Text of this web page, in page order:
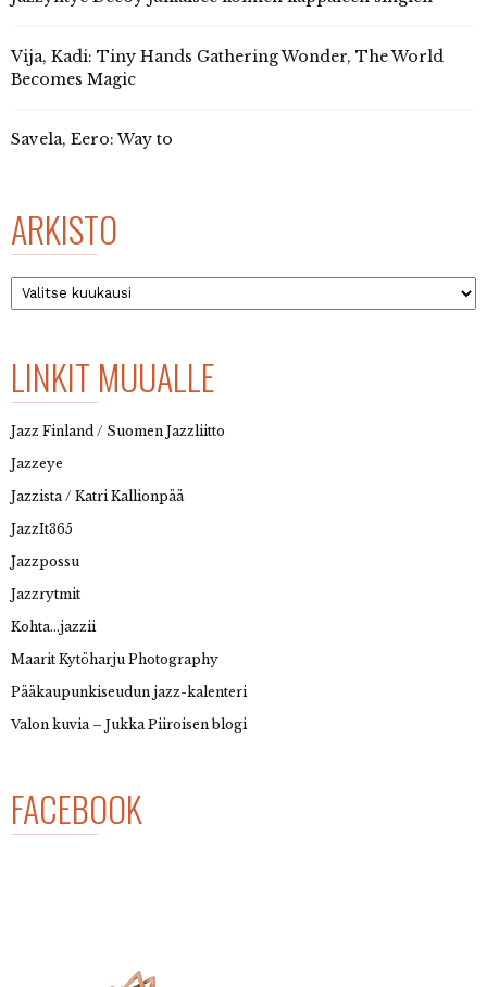
Vija, Kadi: Tiny Hands Gathering Wonder, The World
Becomes Magic
Savela, Eero: Way to
ARKISTO
Arkisto
LINKIT MUUALLE
Jazz Finland / Suomen Jazzliitto
Jazzeye
Jazzista / Katri Kallionpää
JazzIt365
Jazzpossu
Jazzrytmit
Kohta…jazzii
Maarit Kytöharju Photography
Pääkaupunkiseudun jazz-kalenteri
Valon kuvia – Jukka Piiroisen blogi
FACEBOOK